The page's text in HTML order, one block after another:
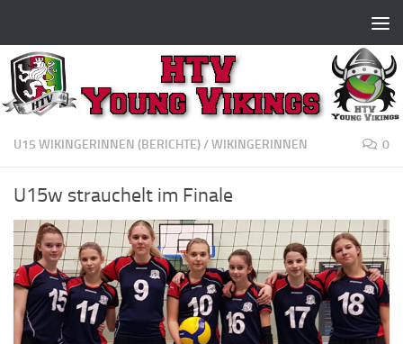
U15 WIKINGERINNEN (BERICHTE)/WIKINGERINNEN 0
U15w strauchelt im Finale